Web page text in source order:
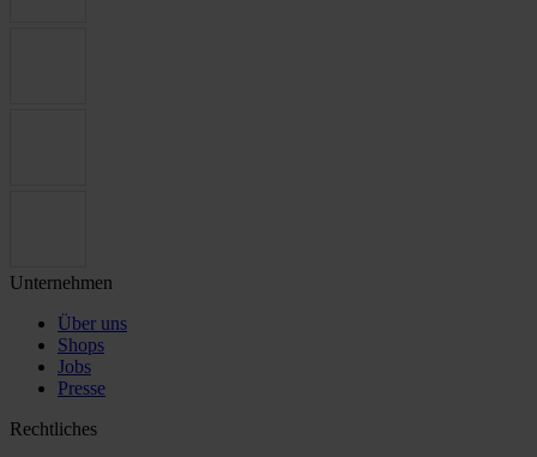
Unternehmen
Über uns
Shops
Jobs
Presse
Rechtliches